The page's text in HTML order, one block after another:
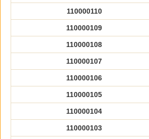
110000110
110000109
110000108
110000107
110000106
110000105
110000104
110000103